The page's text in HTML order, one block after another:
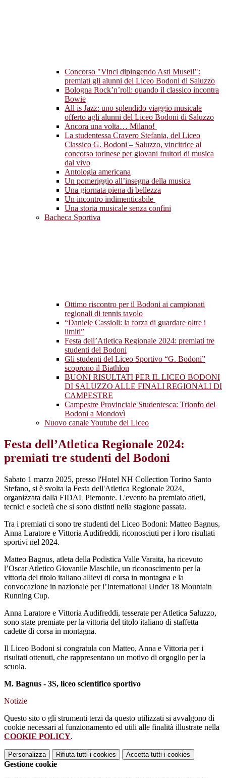
Concorso "Vinci dipingendo Asti Musei!":
premiati gli alunni del Liceo Bodoni di Saluzzo
Bologna Rock’n’roll: quando il classico incontra
Bowie
All is Jazz: uno splendido viaggio musicale
offerto agli alunni del Liceo Bodoni di Saluzzo
Ancora una volta… Milano!
La studentessa Cravero Stefania, del Liceo
Classico G. Bodoni – Saluzzo, vincitrice al
concorso torinese per giovani fruitori di musica
dal vivo
Antologia americana
Un pomeriggio all’insegna della musica
Una giornata piena di bellezza
Un incontro indimenticabile
Una storia musicale senza confini
Bacheca Sportiva
Ottimo riscontro per il Bodoni ai campionati
regionali di tennis tavolo
“Daniele Cassioli: la forza di guardare oltre i
limiti”
Festa dell’Atletica Regionale 2024: premiati tre
studenti del Bodoni
Gli studenti del Liceo Sportivo “G. Bodoni”
scoprono il Biathlon
BUONI RISULTATI PER IL LICEO BODONI
DI SALUZZO ALLE FINALI REGIONALI DI
CAMPESTRE
Campestre Provinciale Studentesca: Trionfo del
Bodoni a Mondovì
Nuovo canale Youtube del Liceo
Festa dell’Atletica Regionale 2024:
premiati tre studenti del Bodoni
Sabato 1 marzo 2025, presso l'Hotel NH Collection Torino Santo
Stefano, si è svolta la Festa dell'Atletica Regionale 2024,
organizzata dalla FIDAL Piemonte. L'evento ha premiato atleti,
tecnici e società che si sono distinti nella stagione passata.
Tra i premiati ci sono tre studenti del Liceo Bodoni: Matteo Bagnus,
Anna Laratore e Vittoria Audifreddi, riconosciuti per i loro risultati
sportivi nel 2024.
Matteo Bagnus, atleta della Podistica Valle Varaita, ha ricevuto
l’Oscar Atletico Giovanile Maschile, un riconoscimento per la
vittoria del titolo italiano allievi di corsa in montagna e la
convocazione in nazionale per l’International Under 18 Mountain
Running Cup.
Anna Laratore e Vittoria Audifreddi, tesserate per Atletica Saluzzo,
sono state premiate per la vittoria del titolo italiano di staffetta
cadette di corsa in montagna.
Il Liceo Bodoni si congratula con Matteo, Anna e Vittoria per i
risultati ottenuti, che rappresentano un motivo di orgoglio per la
scuola.
M. Bagnus - 3S, liceo scientifico sportivo
Notizie
Questo sito o gli strumenti terzi da questo utilizzati si avvalgono di
cookie necessari al funzionamento ed utili alle finalità illustrate nella
COOKIE POLICY.
Personalizza Rifiuta tutti i cookies Accetta tutti i cookies
Gestione cookie